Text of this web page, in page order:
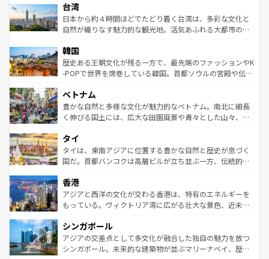
ならではの贅沢な旅のスタイルだ。 なお、新着のアメリカ
情報はコンテンツ一覧を参照してほしい。
れるおもてなしの心で訪れる人々を迎えてくれるハワイの
人々、おいしいローカルフードやハワイアンミュージッ
ク、伝統的なフラダンスなど、すべてがハワイの魅力を彩
ワイを、存分に味わってほしい。 なお、新着のハワイ情報
はコンテンツ一覧を参照してほしい。
リアリーフや大陸中央部にそびえるウルル（エアーズロッ
ク）、タスマニアの美しい原生林やケアンズの熱帯雨林な
ど、見どころがたくさん。また、カフェやワイン、オージ
いる。アクティビティも充実しており、サーフィンやダイ
ビング、ハイキングなど、アウトドア好きにはたまらな
い。オーストラリアの多彩な魅力を存分に味わいつくそ
参照してほしい。
台湾
日本から約４時間ほどでたどり着く台湾は、多彩な文化と
自然が織りなす魅力的な観光地。活気あふれる大都市の台
ン）、静ひつな山岳地帯である台湾東部など、都市の喧騒
と山間の静けさが共存しており、訪れる人に新しい発見と
驚きをもたらしてくれる。また、奥深い台湾の食文化も魅
容にもいいと評判のスイーツなど、バラエティ豊かな料理
が味わえる。 なお、新着の台湾情報は コンテンツ一覧を参
照してほしい。
韓国
歴史ある王朝文化が残る一方で、最先端のファッションやK
-POPで世界を席巻している韓国。首都ソウルの宮殿や伝統
き、地方に足を延ばせば四季折々の自然美を楽しむことが
できる。そして、キムチや焼肉、絶品のストリートフード
まで、さまざまな韓国料理が待っている。夜には、韓国な
リティに包まれながら、韓国の多彩な魅力を心ゆくまで味
わってみてほしい。 なお、新着の韓国情報はコンテンツ一
覧を参照してほしい。
ベトナム
豊かな自然と多様な文化が魅力的なベトナム。南北に細長
く伸びる国土には、広大な田園風景や青々とした山々、世
急速な発展と共に伝統が息づく。ハノイの古い町並みやホ
ーチミン市のフランス統治時代の建物も、独特の雰囲気を
醸し出している。また、バラエティの豊かさとおいしさで
とつ。フォーやバインミー、ベトナムコーヒーなどは、ぜ
ひ現地で味わいたい。どの地域を訪れてもあたたかい人々
が旅行者を迎えてくれるので、きっと忘れられない旅にな
参照してほしい。
タイ
タイは、東南アジアに位置する豊かな自然と歴史が息づく
国だ。首都バンコクは高層ビルが立ち並ぶ一方、伝統的な
の活気が交差している。北部ではチェンマイなどの山岳地
帯で自然と触れ合い、南部ではプーケットやクラビの美し
いビーチでリゾート気分を楽しむことができる。タイ料理
激する。気候は一年中温暖で、どの季節にも異なる楽しみ
が待っている。親しみやすいタイの人々、仏教を中心とし
た文化、そして多様な観光資源が、訪れる旅人を魅了し続
香港
アジアと西洋の文化が交わる香港は、特有のエネルギーを
もっている。ヴィクトリア湾に広がる壮大な景色、近未来
み、どこを訪れても感動するはず。観光スポットが密集し
ており、効率よく見どころを回れるのも魅力。息をのむよ
うな絶景から文化的な体験まで、香港を存分に楽しみ尽く
シンガポール
アジアの交差点として多文化が融合した独自の魅力を放つ
シンガポール。未来的な建築物が並ぶマリーナベイ、歴史